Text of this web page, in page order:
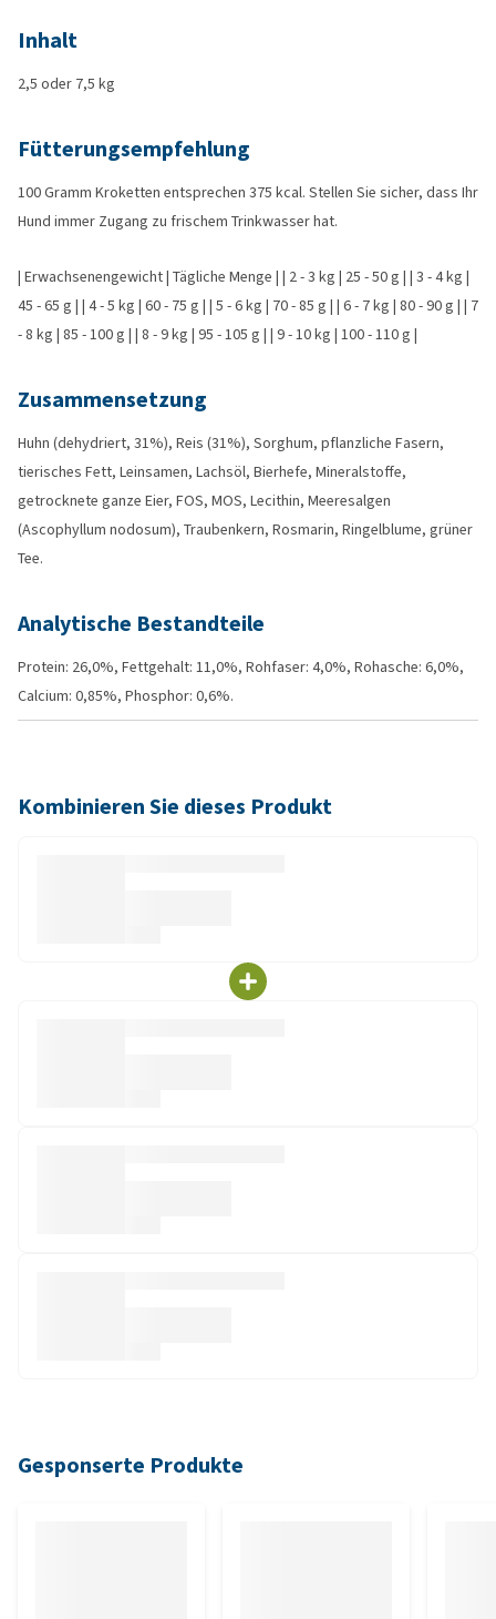
Inhalt
2,5 oder 7,5 kg
Fütterungsempfehlung
100 Gramm Kroketten entsprechen 375 kcal. Stellen Sie sicher, dass Ihr
Hund immer Zugang zu frischem Trinkwasser hat.
| Erwachsenengewicht | Tägliche Menge | | 2 - 3 kg | 25 - 50 g | | 3 - 4 kg |
45 - 65 g | | 4 - 5 kg | 60 - 75 g | | 5 - 6 kg | 70 - 85 g | | 6 - 7 kg | 80 - 90 g | | 7
- 8 kg | 85 - 100 g | | 8 - 9 kg | 95 - 105 g | | 9 - 10 kg | 100 - 110 g |
Zusammensetzung
Huhn (dehydriert, 31%), Reis (31%), Sorghum, pflanzliche Fasern,
tierisches Fett, Leinsamen, Lachsöl, Bierhefe, Mineralstoffe,
getrocknete ganze Eier, FOS, MOS, Lecithin, Meeresalgen
(Ascophyllum nodosum), Traubenkern, Rosmarin, Ringelblume, grüner
Tee.
Analytische Bestandteile
Protein: 26,0%, Fettgehalt: 11,0%, Rohfaser: 4,0%, Rohasche: 6,0%,
Calcium: 0,85%, Phosphor: 0,6%.
Kombinieren Sie dieses Produkt
Gesponserte Produkte